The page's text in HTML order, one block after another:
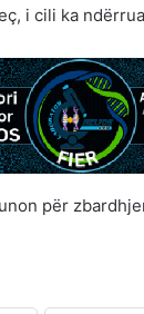
i cili ka
për